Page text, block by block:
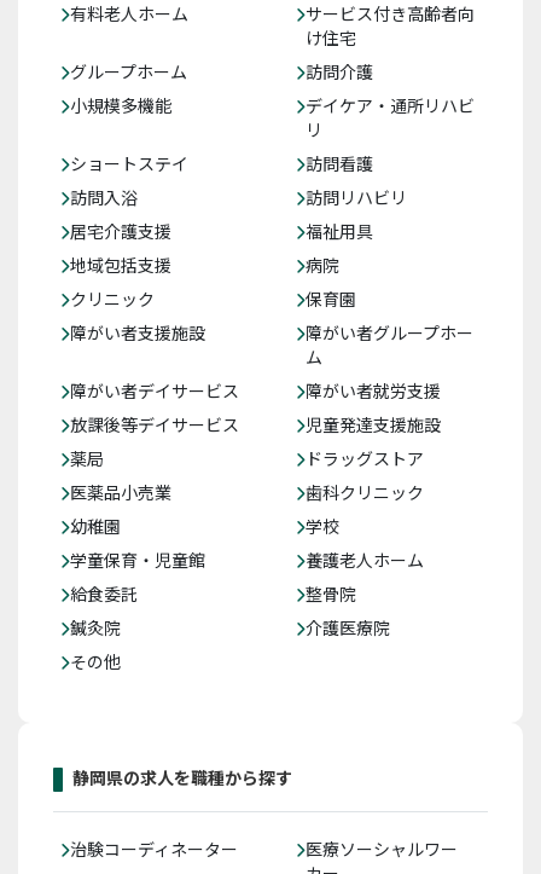
有料老人ホーム
サービス付き高齢者向
け住宅
グループホーム
訪問介護
小規模多機能
デイケア・通所リハビ
リ
ショートステイ
訪問看護
訪問入浴
訪問リハビリ
居宅介護支援
福祉用具
地域包括支援
病院
クリニック
保育園
障がい者支援施設
障がい者グループホー
ム
障がい者デイサービス
障がい者就労支援
放課後等デイサービス
児童発達支援施設
薬局
ドラッグストア
医薬品小売業
歯科クリニック
幼稚園
学校
学童保育・児童館
養護老人ホーム
給食委託
整骨院
鍼灸院
介護医療院
その他
静岡県の求人を職種から探す
治験コーディネーター
医療ソーシャルワー